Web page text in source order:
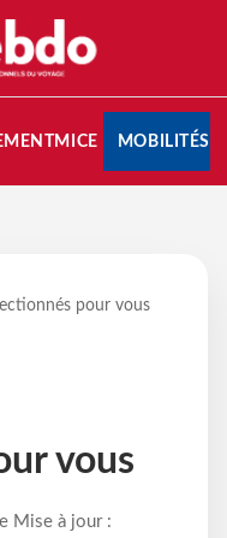
MICE MOBILITÉS
pour vous
vous
Mise à jour :